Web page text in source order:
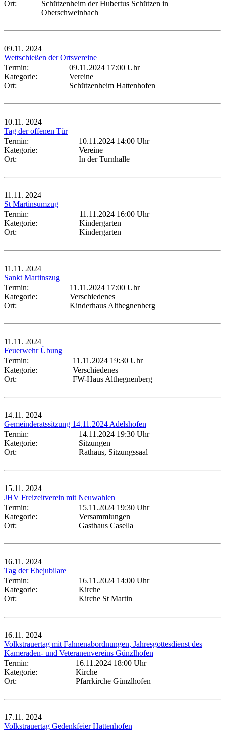
Ort:
Schützenheim der Hubertus Schützen in
Oberschweinbach
09.11. 2024
Wettschießen der Ortsvereine
Termin:
09.11.2024 17:00 Uhr
Kategorie:
Vereine
Ort:
Schützenheim Hattenhofen
10.11. 2024
Tag der offenen Tür
Termin:
10.11.2024 14:00 Uhr
Kategorie:
Vereine
Ort:
In der Turnhalle
11.11. 2024
St Martinsumzug
Termin:
11.11.2024 16:00 Uhr
Kategorie:
Kindergarten
Ort:
Kindergarten
11.11. 2024
Sankt Martinszug
Termin:
11.11.2024 17:00 Uhr
Kategorie:
Verschiedenes
Ort:
Kinderhaus Althegnenberg
11.11. 2024
Feuerwehr Übung
Termin:
11.11.2024 19:30 Uhr
Kategorie:
Verschiedenes
Ort:
FW-Haus Althegnenberg
14.11. 2024
Gemeinderatssitzung 14.11.2024 Adelshofen
Termin:
14.11.2024 19:30 Uhr
Kategorie:
Sitzungen
Ort:
Rathaus, Sitzungssaal
15.11. 2024
JHV Freizeitverein mit Neuwahlen
Termin:
15.11.2024 19:30 Uhr
Kategorie:
Versammlungen
Ort:
Gasthaus Casella
16.11. 2024
Tag der Ehejubilare
Termin:
16.11.2024 14:00 Uhr
Kategorie:
Kirche
Ort:
Kirche St Martin
16.11. 2024
Volkstrauertag mit Fahnenabordnungen, Jahresgottesdienst des
Kameraden- und Veteranenvereins Günzlhofen
Termin:
16.11.2024 18:00 Uhr
Kategorie:
Kirche
Ort:
Pfarrkirche Günzlhofen
17.11. 2024
Volkstrauertag Gedenkfeier Hattenhofen